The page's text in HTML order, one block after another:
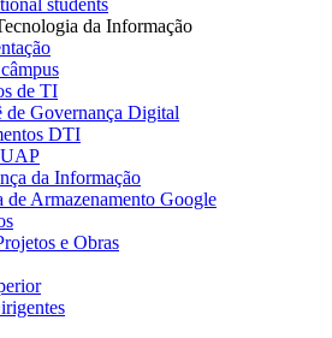
da Informação
de TI
de Governança Digital
DTI
da Informação
de Armazenamento Google
e Obras